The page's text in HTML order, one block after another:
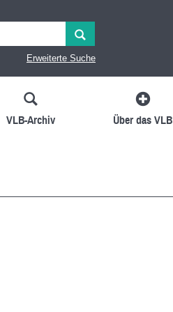
Erweiterte Suche
VLB-Archiv Über das VLB